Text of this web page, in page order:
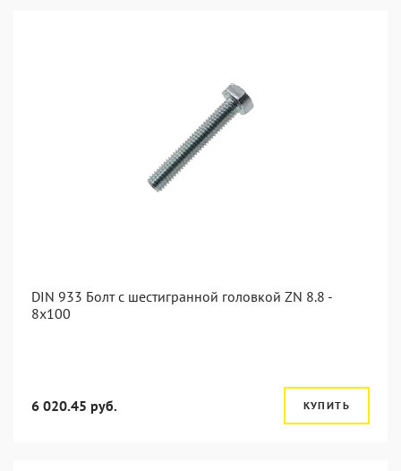
DIN 933 Болт с шестигранной головкой ZN 8.8 -
8x100
6 020.45 руб. КУПИТЬ